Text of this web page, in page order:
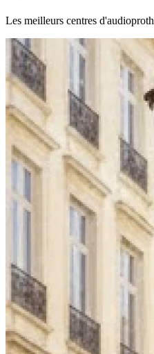
Les meilleurs centres